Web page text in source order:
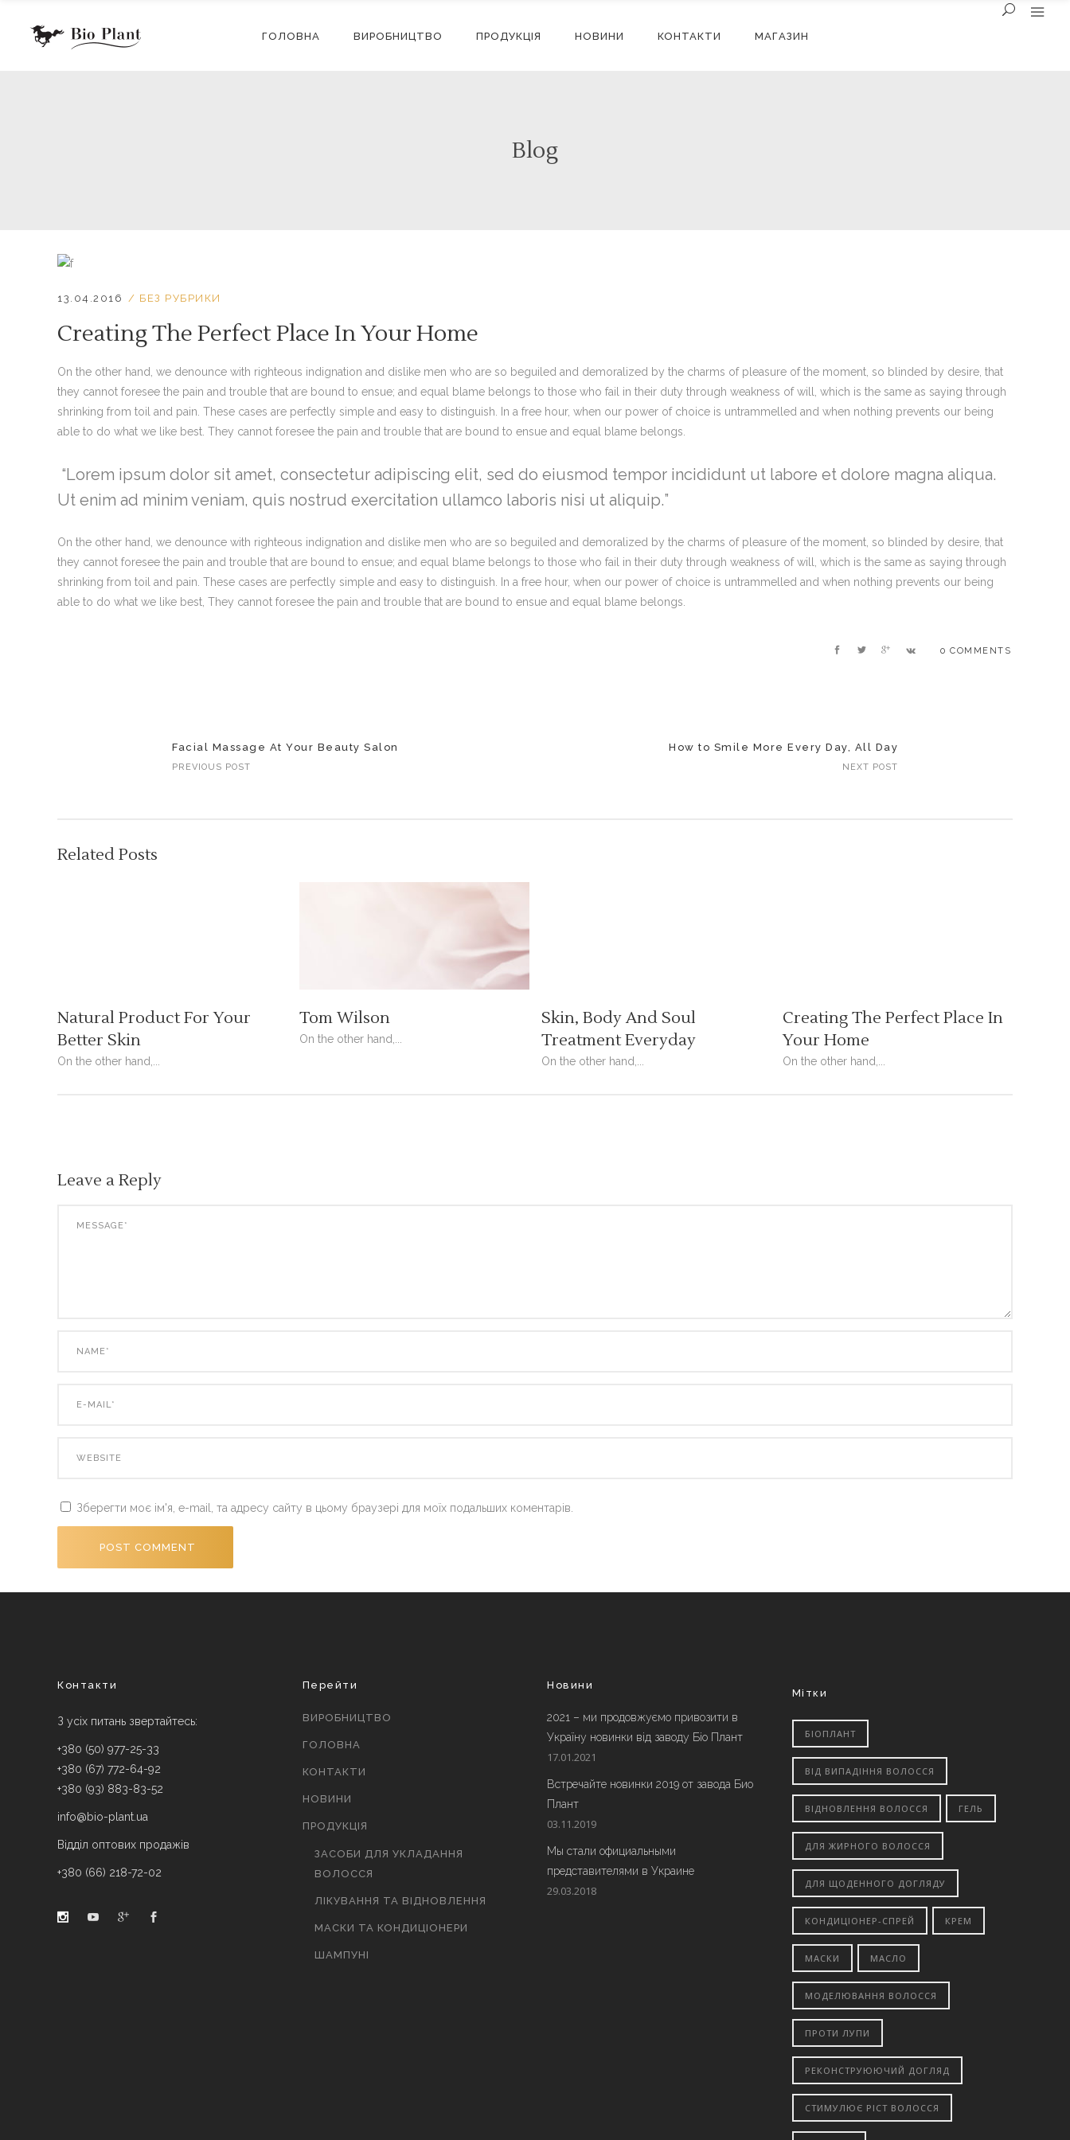
ГОЛОВНА ВИРОБНИЦТВО ПРОДУКЦІЯ НОВИНИ КОНТАКТИ МАГАЗИН
Blog
13.04.2016 БЕЗ РУБРИКИ
Creating The Perfect Place In Your Home
On the other hand, we denounce with righteous indignation and dislike men who are so beguiled and demoralized by the charms of pleasure of the moment, so blinded by desire, that
they cannot foresee the pain and trouble that are bound to ensue; and equal blame belongs to those who fail in their duty through weakness of will, which is the same as saying through
shrinking from toil and pain. These cases are perfectly simple and easy to distinguish. In a free hour, when our power of choice is untrammelled and when nothing prevents our being
able to do what we like best. They cannot foresee the pain and trouble that are bound to ensue and equal blame belongs.
Lorem ipsum dolor sit amet, consectetur adipiscing elit, sed do eiusmod tempor incididunt ut labore et dolore magna aliqua.
Ut enim ad minim veniam, quis nostrud exercitation ullamco laboris nisi ut aliquip.
On the other hand, we denounce with righteous indignation and dislike men who are so beguiled and demoralized by the charms of pleasure of the moment, so blinded by desire, that
they cannot foresee the pain and trouble that are bound to ensue; and equal blame belongs to those who fail in their duty through weakness of will, which is the same as saying through
shrinking from toil and pain. These cases are perfectly simple and easy to distinguish. In a free hour, when our power of choice is untrammelled and when nothing prevents our being
able to do what we like best, They cannot foresee the pain and trouble that are bound to ensue and equal blame belongs.
0 COMMENTS
Facial Massage At Your Beauty Salon
PREVIOUS POST
How to Smile More Every Day, All Day
NEXT POST
Related Posts
Natural Product For Your
Better Skin
On the other hand,...
Tom Wilson
On the other hand,...
Skin, Body And Soul
Treatment Everyday
On the other hand,...
Creating The Perfect Place In
Your Home
On the other hand,...
Leave a Reply
Зберегти моє ім'я, e-mail, та адресу сайту в цьому браузері для моїх подальших коментарів.
Контакти
З усіх питань звертайтесь:
+380 (50) 977-25-33
+380 (67) 772-64-92
+380 (93) 883-83-52
info@bio-plant.ua
Відділ оптових продажів
+380 (66) 218-72-02
Перейти
ВИРОБНИЦТВО
ГОЛОВНА
КОНТАКТИ
НОВИНИ
ПРОДУКЦІЯ
ЗАСОБИ ДЛЯ УКЛАДАННЯ
ВОЛОССЯ
ЛІКУВАННЯ ТА ВІДНОВЛЕННЯ
МАСКИ ТА КОНДИЦІОНЕРИ
ШАМПУНІ
Новини
2021 – ми продовжуємо привозити в
Україну новинки від заводу Біо Плант
17.01.2021
Встречайте новинки 2019 от завода Био
Плант
03.11.2019
Мы стали официальными
представителями в Украине
29.03.2018
Мітки
БІОПЛАНТ
ВІД ВИПАДІННЯ ВОЛОССЯ
ВІДНОВЛЕННЯ ВОЛОССЯ ГЕЛЬ
ДЛЯ ЖИРНОГО ВОЛОССЯ
ДЛЯ ЩОДЕННОГО ДОГЛЯДУ
КОНДИЦІОНЕР-СПРЕЙ КРЕМ
МАСКИ МАСЛО
МОДЕЛЮВАННЯ ВОЛОССЯ
ПРОТИ ЛУПИ
РЕКОНСТРУЮЮЧИЙ ДОГЛЯД
СТИМУЛЮЄ РІСТ ВОЛОССЯ